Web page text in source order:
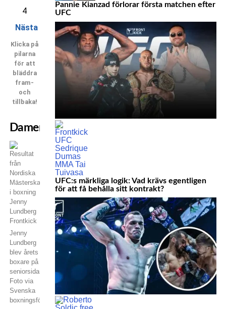
4
Nästa
Klicka på
pilarna
för att
bläddra
fram-
och
tillbaka!
Damer
Jenny
Lundberg
blev årets
boxare på
seniorsidan.
Foto via
Svenska
boxningsförbundet
Pannie Kianzad förlorar första matchen efter
UFC
UFC:s märkliga logik: Vad krävs egentligen
för att få behålla sitt kontrakt?